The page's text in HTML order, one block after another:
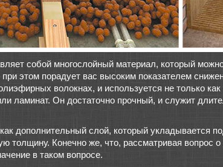
собой многослойный материал, который
этом порадует вас высоким показателем
волокнах, и используется не только как
ламинат. Он достаточно прочный, и служит
дополнительный слой, который укладывается
Конечно же, что, рассматривая вопрос о
в таком вопросе.